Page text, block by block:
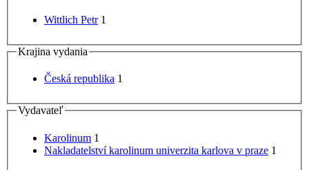
Wittlich Petr 1
Krajina vydania
Česká republika 1
Vydavateľ
Karolinum 1
Nakladatelství karolinum univerzita karlova v praze 1